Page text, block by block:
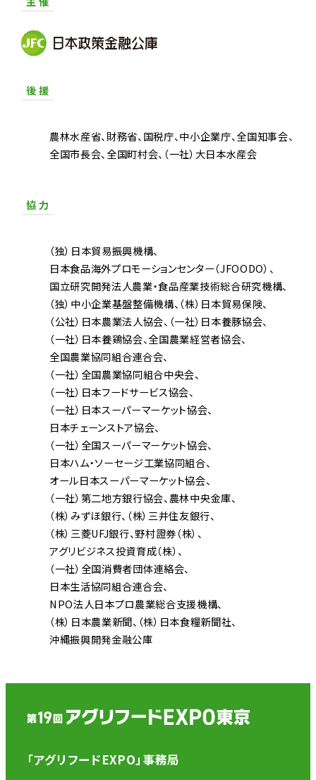
後 援
農林水産省 財務省 国税庁 中小企業庁 全国知事会
全国市長会 全国町村会 （一社）大日本水産会
協 力
（独）日本貿易振興機構
日本食品海外プロモーションセンター（JFOODO）
国立研究開発法人農業・食品産業技術総合研究機構
（独）中小企業基盤整備機構 （株）日本貿易保険
（公社）日本農業法人協会 （一社）日本養豚協会
（一社）日本養鶏協会 全国農業経営者協会
全国農業協同組合連合会
（一社）全国農業協同組合中央会
（一社）日本フードサービス協会
（一社）日本スーパーマーケット協会
日本チェーンストア協会
（一社）全国スーパーマーケット協会
日本ハム・ソーセージ工業協同組合
オール日本スーパーマーケット協会
（一社）第二地方銀行協会 農林中央金庫
（株）みずほ銀行 （株）三井住友銀行
（株）三菱UFJ銀行 野村證券（株）
アグリビジネス投資育成（株）
（一社）全国消費者団体連絡会
日本生活協同組合連合会
NPO法人日本プロ農業総合支援機構
（株）日本農業新聞 （株）日本食糧新聞社
沖縄振興開発金融公庫
「アグリフードEXPO」事務局